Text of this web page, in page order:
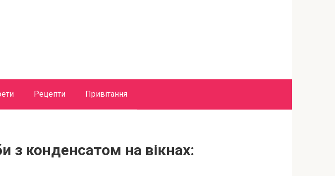
Рецепти Привітання
з конденсатом на вікнах: